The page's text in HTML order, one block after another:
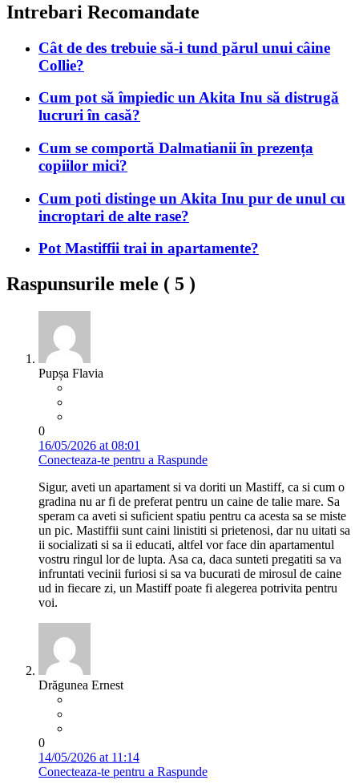
Intrebari Recomandate
Cât de des trebuie să-i tund părul unui câine
Collie?
Cum pot să împiedic un Akita Inu să distrugă
lucruri în casă?
Cum se comportă Dalmatianii în prezența
copiilor mici?
Cum poti distinge un Akita Inu pur de unul cu
incroptari de alte rase?
Pot Mastiffii trai in apartamente?
Raspunsurile mele ( 5 )
Pupșa Flavia
0
16/05/2026 at 08:01
Conecteaza-te pentru a Raspunde
Sigur, aveti un apartament si va doriti un Mastiff, ca si cum o
gradina nu ar fi de preferat pentru un caine de talie mare. Sa
speram ca aveti si suficient spatiu pentru ca acesta sa se miste
un pic. Mastiffii sunt caini linistiti si prietenosi, dar nu uitati sa
ii socializati si sa ii educati, altfel vor face din apartamentul
vostru ringul lor de lupta. Asa ca, daca sunteti pregatiti sa va
infruntati vecinii furiosi si sa va bucurati de mirosul de caine
ud in fiecare zi, un Mastiff poate fi alegerea potrivita pentru
voi.
Drăgunea Ernest
0
14/05/2026 at 11:14
Conecteaza-te pentru a Raspunde